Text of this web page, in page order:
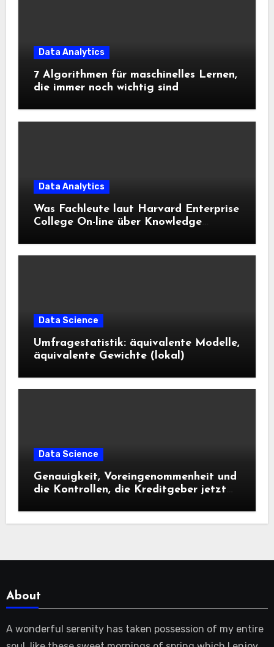
Data Analytics
7 Algorithmen für maschinelles Lernen,
die immer noch wichtig sind
Data Analytics
Was Fachleute laut Harvard Enterprise
College On-line über Knowledge
Data Science
Umfragestatistik: äquivalente Modelle,
äquivalente Gewichte (lokal)
Data Science
Genauigkeit, Voreingenommenheit und
die Kontrollen, die Kreditgeber jetzt
About
A wonderful serenity has taken possession of my entire